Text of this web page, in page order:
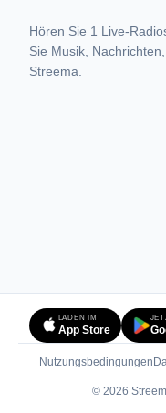
Hören Sie 1 Live-
Sie Musik,
Streema.
LADEN IM
App Store
Nutzungsbedingungen
© 2026